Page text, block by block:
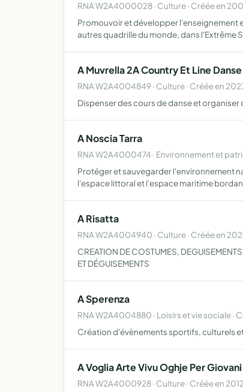
RNA W2A4000028 · Culture · Créée en
Promouvoir et développer l'enseignement
autres quadrille du monde, dans l'Extrême
A Muvrella 2A Country Et Line Danse
RNA W2A4004849 · Culture · Créée en
Dispenser des cours de danse et
A Noscia Tarra
RNA W2A4000474 · Environnement et
Protéger et sauvegarder l'environnement
l'espace littoral et l'espace maritime
A Risatta
RNA W2A4004940 · Culture · Créée en
CREATION DE COSTUMES,
ET DÉGUISEMENTS
A Sperenza
RNA W2A4004880 · Loisirs et vie sociale ·
Création d'évènements sportifs, culturels
A Voglia Arte Vivu Oghje Per
RNA W2A4000928 · Culture · Créée en 2012